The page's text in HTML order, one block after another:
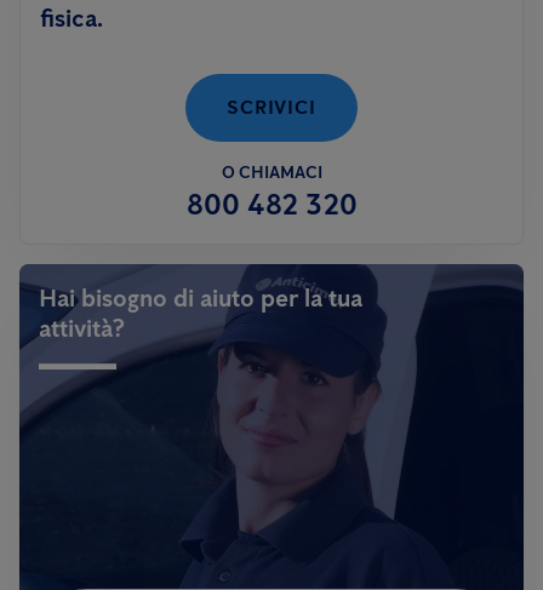
fisica.
SCRIVICI
O CHIAMACI
800 482 320
Hai bisogno di aiuto per la tua
attività?